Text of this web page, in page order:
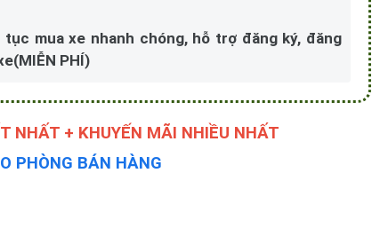
mua xe nhanh chóng, hỗ trợ đăng ký, đăng
PHÍ)
NHẤT + KHUYẾN MÃI NHIỀU NHẤT
PHÒNG BÁN HÀNG